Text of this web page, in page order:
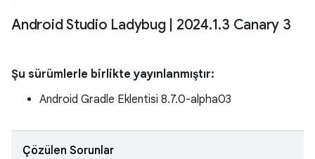
Android Studio Ladybug 2024.1.3 Canary 3
Şu sürümlerle birlikte yayınlanmıştır:
Android Gradle Eklentisi 8.7.0-alpha03
Çözülen Sorunlar